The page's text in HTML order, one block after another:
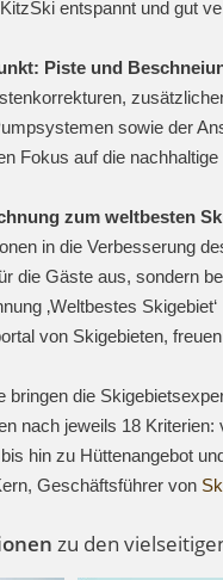
entspannt und gut
Piste und
sowie der
Fokus auf die
zum weltbesten
in die Verbesserung
die Gäste aus, sondern
‚Weltbestes
von Skigebieten,
bringen die
nach jeweils 18
hin zu Hüttenangebot
Geschäftsführer von
zu den